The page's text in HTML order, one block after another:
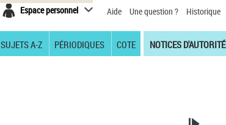
Espace personnel Aide Une question ? Historique
SUJETS A-Z PÉRIODIQUES COTE NOTICES D'AUTORITÉ